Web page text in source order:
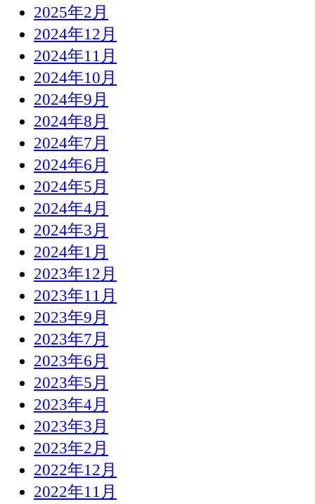
2025年2月
2024年12月
2024年11月
2024年10月
2024年9月
2024年8月
2024年7月
2024年6月
2024年5月
2024年4月
2024年3月
2024年1月
2023年12月
2023年11月
2023年9月
2023年7月
2023年6月
2023年5月
2023年4月
2023年3月
2023年2月
2022年12月
2022年11月